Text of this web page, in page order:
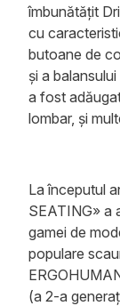
îmbunătățit
cu
butoane de
și a
a fost
lombar, și
La începutul
SEATING» a
gamei de
populare
(a 2-a